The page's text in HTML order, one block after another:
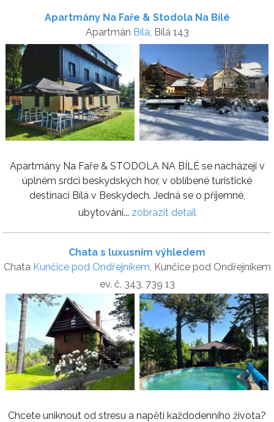
Apartmány Na Faře & Stodola Na Bílé
Apartmán Bílá , Bílá 143
Apartmány Na Faře & STODOLA NA BÍLÉ se nacházejí v
úplném srdci beskydských hor, v oblíbené turistické
destinaci Bílá v Beskydech. Jedná se o příjemné,
ubytování... zobrazit detail
Chata s luxusním výhledem
Chata Kunčice pod Ondřejníkem , Kunčice pod Ondřejníkem
ev. č. 343, 739 13
Chcete uniknout od stresu a napětí každodenního života?